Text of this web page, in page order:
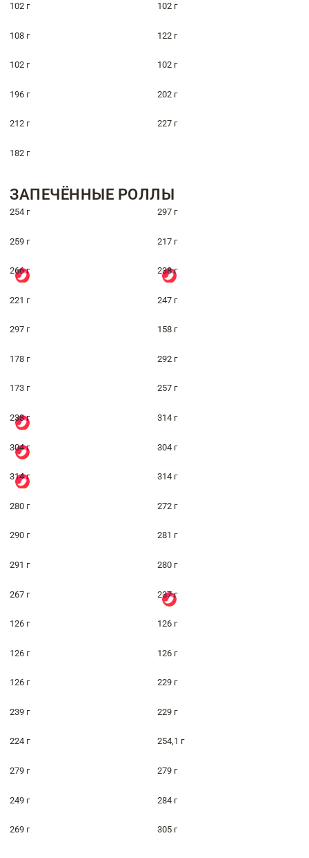
102 г 102 г
108 г 122 г
102 г 102 г
196 г 202 г
212 г 227 г
182 г
ЗАПЕЧЁННЫЕ РОЛЛЫ
254 г 297 г
259 г 217 г
266 г 238 г
221 г 247 г
297 г 158 г
178 г 292 г
173 г 257 г
238 г 314 г
304 г 304 г
314 г 314 г
280 г 272 г
290 г 281 г
291 г 280 г
267 г 237 г
126 г 126 г
126 г 126 г
126 г 229 г
239 г 229 г
224 г 254,1 г
279 г 279 г
249 г 284 г
269 г 305 г